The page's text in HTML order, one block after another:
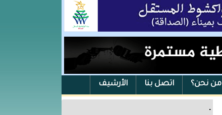
من نحن؟ اتصل بنا الأرشيف
.